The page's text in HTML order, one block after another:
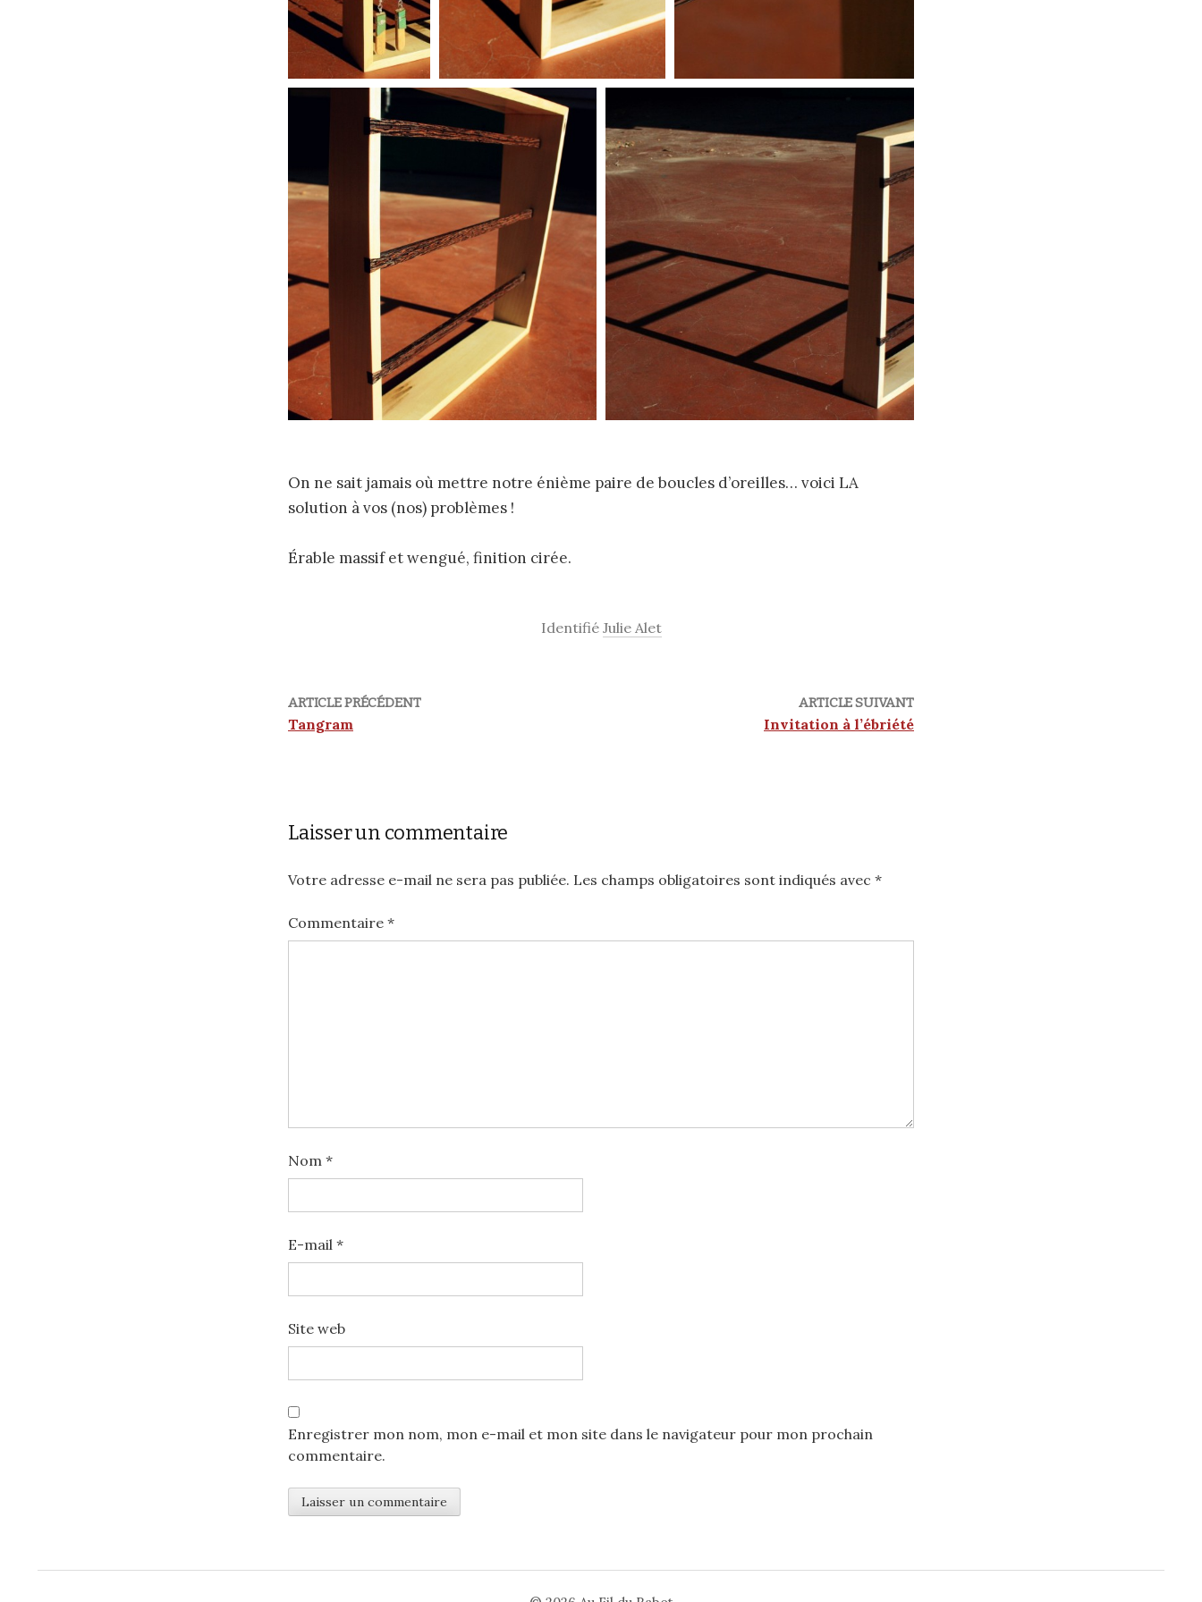
On ne sait jamais où mettre notre énième paire de boucles d’oreilles… voici LA
solution à vos (nos) problèmes !
Érable massif et wengué, finition cirée.
Identifié Julie Alet
ARTICLE PRÉCÉDENT
Tangram
ARTICLE SUIVANT
Invitation à l’ébriété
Laisser un commentaire
Votre adresse e-mail ne sera pas publiée. Les champs obligatoires sont indiqués avec *
Commentaire *
Nom *
E-mail *
Site web
Enregistrer mon nom, mon e-mail et mon site dans le navigateur pour mon prochain
commentaire.